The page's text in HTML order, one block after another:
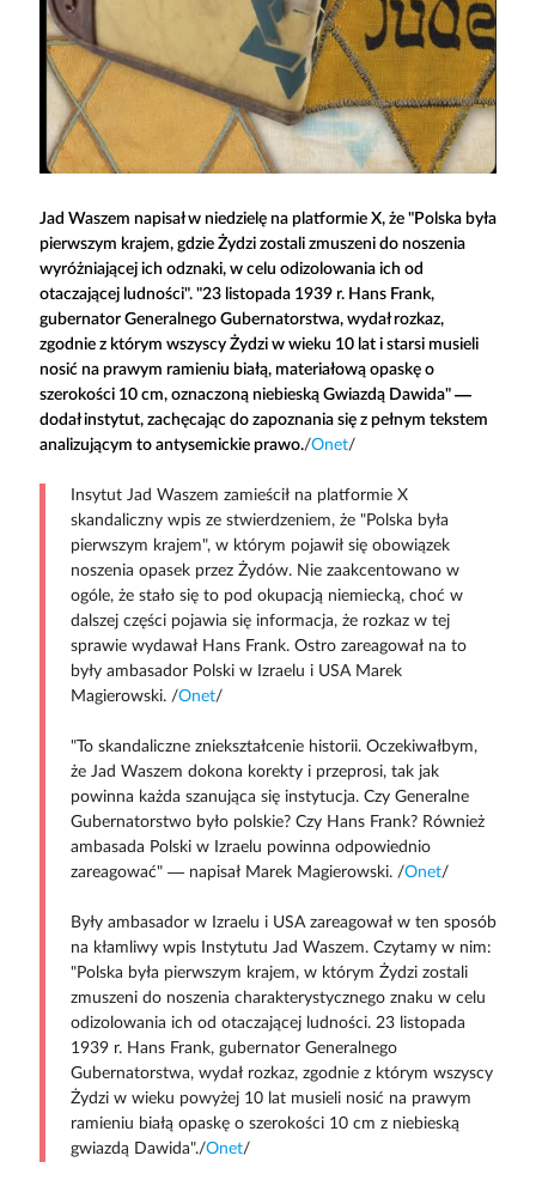
Jad Waszem napisał w niedzielę na platformie X, że "Polska była
pierwszym krajem, gdzie Żydzi zostali zmuszeni do noszenia
wyróżniającej ich odznaki, w celu odizolowania ich od
otaczającej ludności". "23 listopada 1939 r. Hans Frank,
gubernator Generalnego Gubernatorstwa, wydał rozkaz,
zgodnie z którym wszyscy Żydzi w wieku 10 lat i starsi musieli
nosić na prawym ramieniu białą, materiałową opaskę o
szerokości 10 cm, oznaczoną niebieską Gwiazdą Dawida" —
dodał instytut, zachęcając do zapoznania się z pełnym tekstem
analizującym to antysemickie prawo./Onet/
Insytut Jad Waszem zamieścił na platformie X
skandaliczny wpis ze stwierdzeniem, że "Polska była
pierwszym krajem", w którym pojawił się obowiązek
noszenia opasek przez Żydów. Nie zaakcentowano w
ogóle, że stało się to pod okupacją niemiecką, choć w
dalszej części pojawia się informacja, że rozkaz w tej
sprawie wydawał Hans Frank. Ostro zareagował na to
były ambasador Polski w Izraelu i USA Marek
Magierowski. /Onet/
"To skandaliczne zniekształcenie historii. Oczekiwałbym,
że Jad Waszem dokona korekty i przeprosi, tak jak
powinna każda szanująca się instytucja. Czy Generalne
Gubernatorstwo było polskie? Czy Hans Frank? Również
ambasada Polski w Izraelu powinna odpowiednio
zareagować" — napisał Marek Magierowski. /Onet/
Były ambasador w Izraelu i USA zareagował w ten sposób
na kłamliwy wpis Instytutu Jad Waszem. Czytamy w nim:
"Polska była pierwszym krajem, w którym Żydzi zostali
zmuszeni do noszenia charakterystycznego znaku w celu
odizolowania ich od otaczającej ludności. 23 listopada
1939 r. Hans Frank, gubernator Generalnego
Gubernatorstwa, wydał rozkaz, zgodnie z którym wszyscy
Żydzi w wieku powyżej 10 lat musieli nosić na prawym
ramieniu białą opaskę o szerokości 10 cm z niebieską
gwiazdą Dawida"./Onet/